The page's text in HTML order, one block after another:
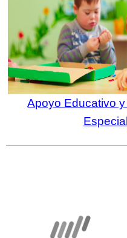
Apoyo Educativo
Especial